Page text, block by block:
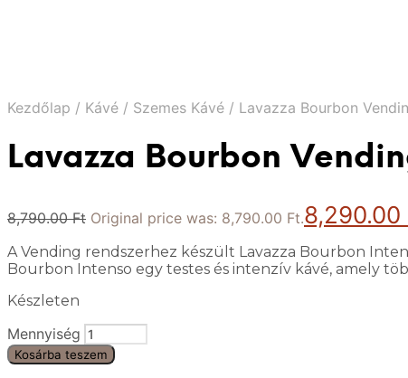
Kezdőlap / Kávé / Szemes Kávé / Lavazza Bourbon
Lavazza Bourbon
8,790.00Ft Original price was: 8,790.00 Ft.8,290.00
A Vending rendszerhez készült Lavazza Bourbon
Bourbon Intenso egy testes és intenzív kávé, amely
Készleten
Mennyiség
Kosárba teszem